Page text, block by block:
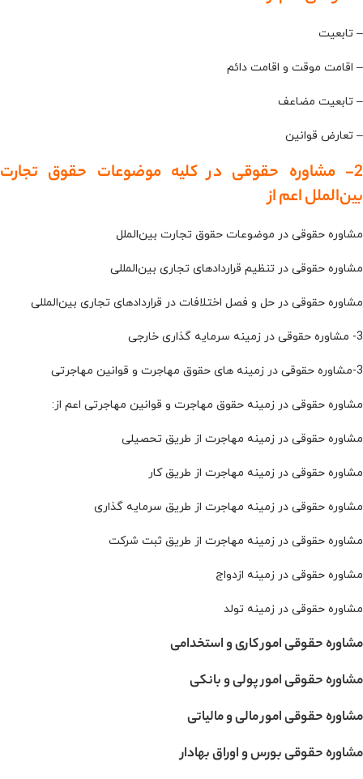
– تابعیت
– اقامت موقت و اقامت دائم
– تابعیت مضاعف
– تعارض قوانین
2- مشاوره حقوقی در کلیه موضوعات حقوق تجارت
بین‌الملل اعم از
مشاوره حقوقی در موضوعات حقوق تجارت بین‌الملل
مشاوره حقوقی در تنظیم قراردادهای تجاری بین‌المللی
مشاوره حقوقی در حل و فصل اختلافات در قراردادهای تجاری بین‌المللی
3- مشاوره حقوقی در زمینه سرمایه گذاری خارجی
3-مشاوره حقوقی در زمینه های حقوق مهاجرت و قوانین مهاجرتی
مشاوره حقوقی در زمینه حقوق مهاجرت و قوانین مهاجرتی اعم از:
مشاوره حقوقی در زمینه مهاجرت از طریق تحصیلی
مشاوره حقوقی در زمینه مهاجرت از طریق کار
مشاوره حقوقی در زمینه مهاجرت از طریق سرمایه گذاری
مشاوره حقوقی در زمینه مهاجرت از طریق ثبت شرکت
مشاوره حقوقی در زمینه ازدواج
مشاوره حقوقی در زمینه تولد
مشاوره حقوقی امور کاری و استخدامی
مشاوره حقوقی امور پولی و بانکی
مشاوره حقوقی امور مالی و مالیاتی
مشاوره حقوقی بورس و اوراق بهادار